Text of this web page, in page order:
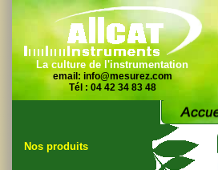
La culture de l'instrumentation
email: info@mesurez.com
Tél : 04 42 34 83 48
Nos produits